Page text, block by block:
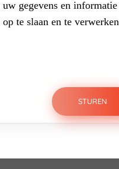
uw gegevens en
op te slaan en te